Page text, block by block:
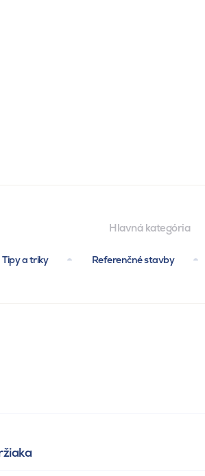
Hlavná kategória
Tipy a triky Referenčné stavby